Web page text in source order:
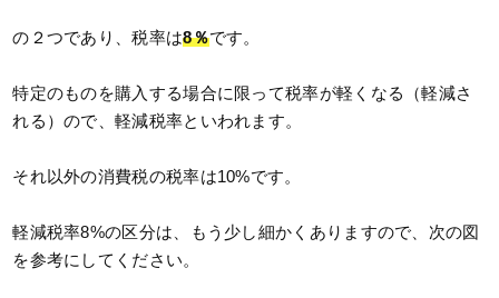
の２つであり、税率は8％です。
特定のものを購入する場合に限って税率が軽くなる（軽減さ
れる）ので、軽減税率といわれます。
それ以外の消費税の税率は10%です。
軽減税率8%の区分は、もう少し細かくありますので、次の図
を参考にしてください。